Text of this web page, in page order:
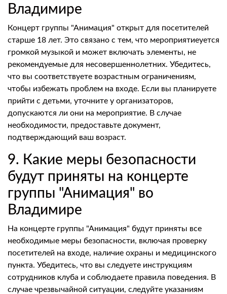
Владимире
Концерт группы "Анимация" открыт для посетителей
старше 18 лет. Это связано с тем, что мероприятиеуется
громкой музыкой и может включать элементы, не
рекомендуемые для несовершеннолетних. Убедитесь,
что вы соответствуете возрастным ограничениям,
чтобы избежать проблем на входе. Если вы планируете
прийти с детьми, уточните у организаторов,
допускаются ли они на мероприятие. В случае
необходимости, предоставьте документ,
подтверждающий ваш возраст.
9. Какие меры безопасности
будут приняты на концерте
группы "Анимация" во
Владимире
На концерте группы "Анимация" будут приняты все
необходимые меры безопасности, включая проверку
посетителей на входе, наличие охраны и медицинского
пункта. Убедитесь, что вы следуете инструкциям
сотрудников клуба и соблюдаете правила поведения. В
случае чрезвычайной ситуации, следуйте указаниям